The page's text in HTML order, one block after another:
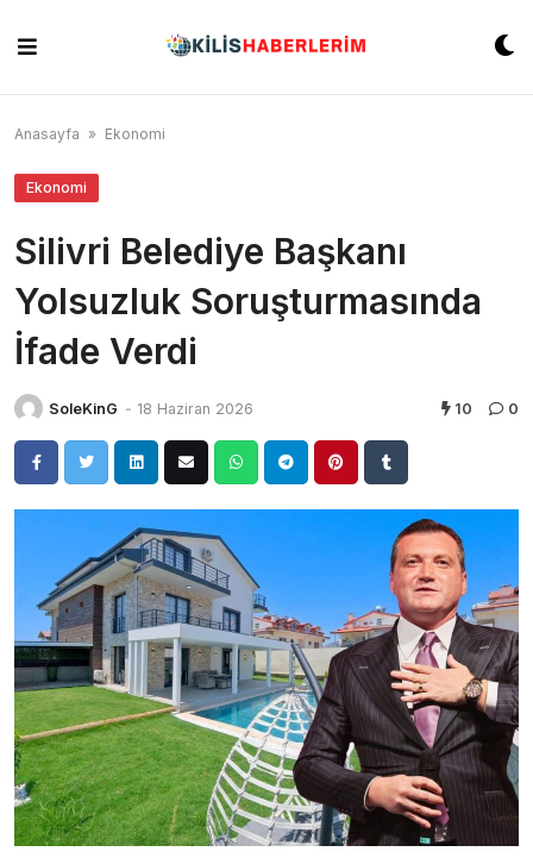
content
Anasayfa » Ekonomi
Ekonomi
Silivri Belediye Başkanı
Yolsuzluk Soruşturmasında
İfade Verdi
SoleKinG - 18 Haziran 2026 10 0